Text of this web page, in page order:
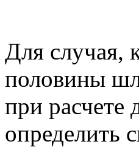
Для случая,
половины
при
определить